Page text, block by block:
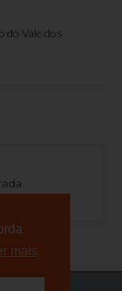
mais
do Vale dos